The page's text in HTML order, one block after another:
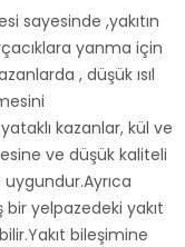
sayesinde ,yakıtın
yanma için
, düşük ısıl
kazanlar, kül ve
ve düşük kaliteli
bir yelpazedeki yakıt
bileşimine